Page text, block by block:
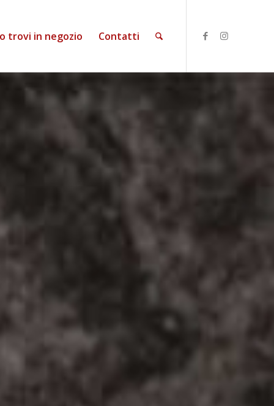
trovi in negozio Contatti